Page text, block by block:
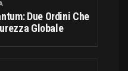
Due Ordini Che
Globale